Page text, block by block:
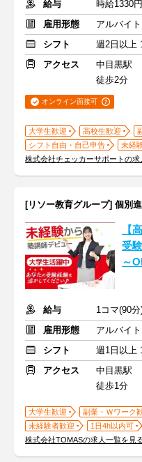
給与
時給1330
雇用形態
アルバイ
シフト
週2日以上
アクセス
中目黒駅
徒歩2分
オンライン面接可
大学生歓迎 高校生歓迎
シフト自由・自己申告
未経
株式会社チェッカーサポートの求
[リソー教育グループ] 個別
【
受
～
給与
雇用形態
アルバイ
シフト
週1日以上
アクセス
中目黒駅
徒歩1分
大学生歓迎 副業・Ｗワーク
未経験者歓迎
1日4h以内可
株式会社TOMASの求人一覧を見